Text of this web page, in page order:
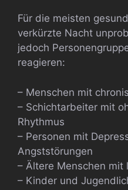
Für die meisten
verkürzte Nacht
jedoch
reagieren:
– Menschen mit
– Schichtarbeiter mit
Rhythmus
– Personen mit
Angststörungen
– Ältere Menschen mit
– Kinder und